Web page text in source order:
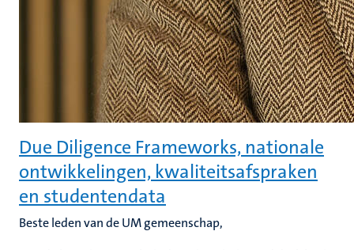
Due Diligence Frameworks, nationale
ontwikkelingen, kwaliteitsafspraken
en studentendata
Beste leden van de UM gemeenschap,